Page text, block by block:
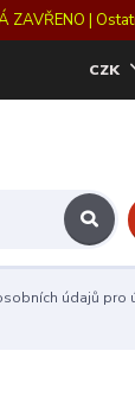
ZAVŘENO |
CZK
údajů pro